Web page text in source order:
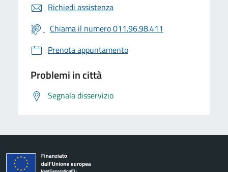
Richiedi assistenza
Chiama il numero 011.96.98.411
Prenota appuntamento
Problemi in città
Segnala disservizio